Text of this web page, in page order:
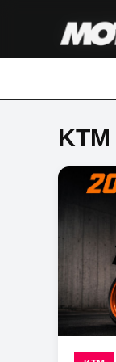
KTM